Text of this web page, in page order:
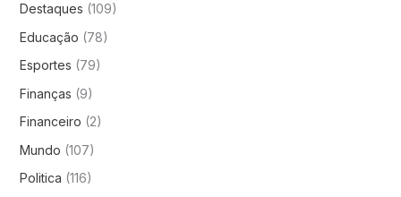
Destaques (109)
Educação (78)
Esportes (79)
Finanças (9)
Financeiro (2)
Mundo (107)
Politica (116)